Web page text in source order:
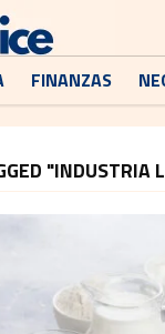
FINANZAS
"INDUSTRIA